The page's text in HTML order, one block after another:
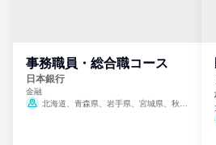
事務職員・総合職コース
日本銀行
金融
北海道、青森県、岩手県、宮城県、秋田